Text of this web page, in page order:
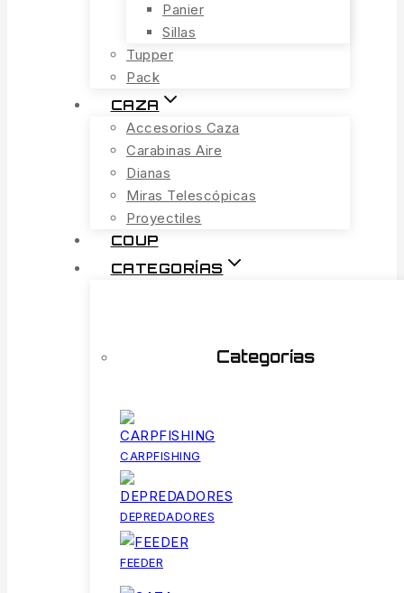
Panier
Sillas
Tupper
Pack
CAZA
Accesorios Caza
Carabinas Aire
Dianas
Miras Telescópicas
Proyectiles
COUP
CATEGORÍAS
Categorías
CARPFISHING
DEPREDADORES
FEEDER